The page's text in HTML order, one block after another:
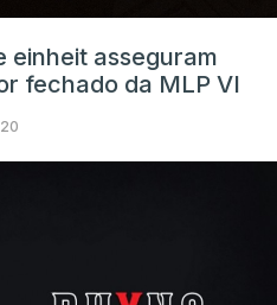
einheit asseguram
fechado da MLP VI